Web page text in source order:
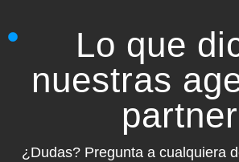
Lo que
nuestras
partner
¿Dudas? Pregunta a cualquiera